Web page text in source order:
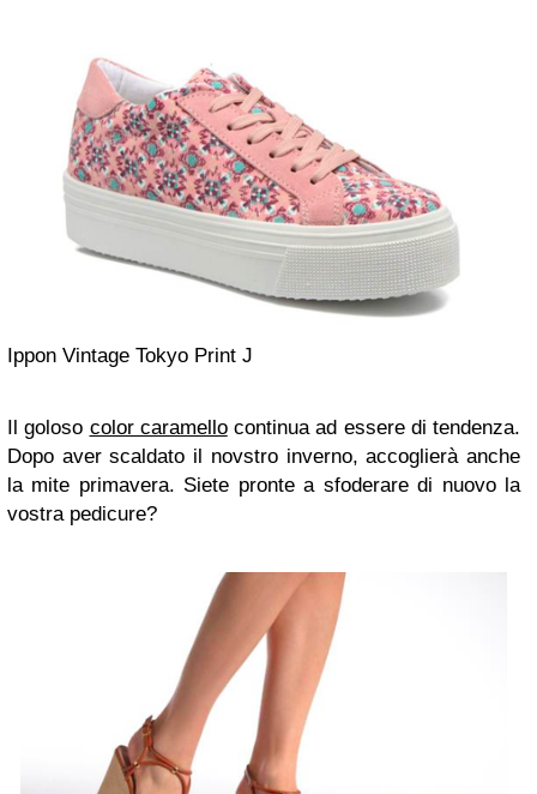
Ippon Vintage Tokyo Print J
Il goloso color caramellocontinua ad essere di tendenza.
Dopo aver scaldato il novstro inverno, accoglierà anche
la mite primavera. Siete pronte a sfoderare di nuovo la
vostra pedicure?